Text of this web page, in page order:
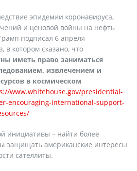
эпидемии коронавируса,
и ценовой войны на нефть
подписал 6 апреля
в котором сказано, что
иметь право заниматься
извлечением и
в космическом
www.whitehouse.gov/presidential-
encouraging-international-support-
инициативы – найти более
защищать американские интересы
сателлиты.